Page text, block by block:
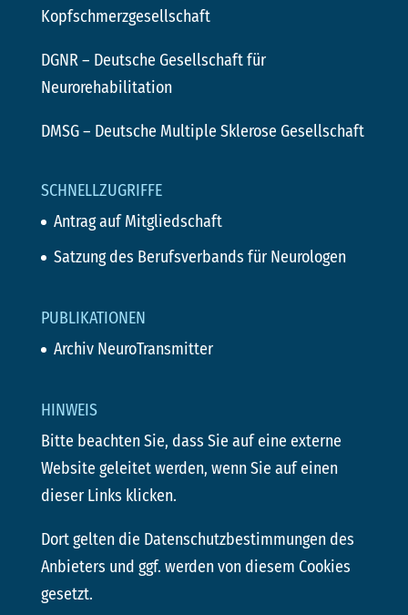
Kopfschmerzgesellschaft
DGNR– Deutsche Gesellschaft für
Neurorehabilitation
DMSG– Deutsche Multiple Sklerose Gesellschaft
SCHNELLZUGRIFFE
Antrag auf Mitgliedschaft
Satzung des Berufsverbands für Neurologen
PUBLIKATIONEN
Archiv NeuroTransmitter
HINWEIS
Bitte beachten Sie, dass Sie auf eine externe
Website geleitet werden, wenn Sie auf einen
dieser Links klicken.
Dort gelten die Datenschutzbestimmungen des
Anbieters und ggf. werden von diesem Cookies
gesetzt.